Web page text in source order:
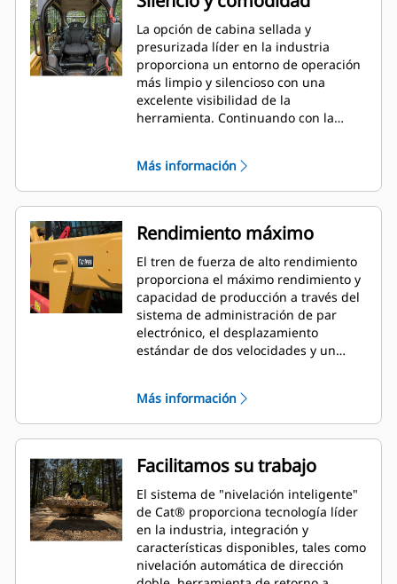
La opción de cabina sellada y
presurizada líder en la industria
proporciona un entorno de operación
más limpio y silencioso con una
excelente visibilidad de la
herramienta. Continuando con la
palanca universal ajustables
montados en el asiento como
estándar para la comodidad del
operador.
Más información
Rendimiento máximo
El tren de fuerza de alto rendimiento
proporciona el máximo rendimiento y
capacidad de producción a través del
sistema de administración de par
electrónico, el desplazamiento
estándar de dos velocidades y un
Más información
Facilitamos su trabajo
El sistema de "nivelación inteligente"
de Cat® proporciona tecnología líder
en la industria, integración y
características disponibles, tales como
nivelación automática de dirección